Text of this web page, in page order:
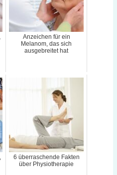
Anzeichen für ein
Melanom, das sich
ausgebreitet hat
6 überraschende Fakten
über Physiotherapie